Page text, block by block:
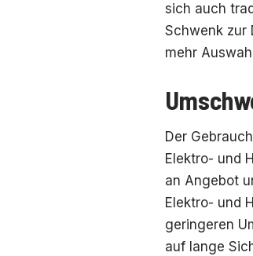
sich auch
Schwenk zur
mehr
Der
Elektro- und
an Angebot
Elektro- und
geringeren
auf lange